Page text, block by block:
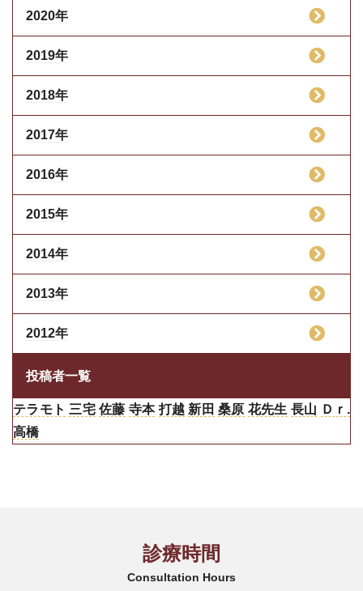
2020年
2019年
2018年
2017年
2016年
2015年
2014年
2013年
2012年
投稿者一覧
テラモト 三宅 佐藤 寺本 打越 新田 桑原 花先生 長山 Ｄｒ.
高橋
診療時間
Consultation Hours